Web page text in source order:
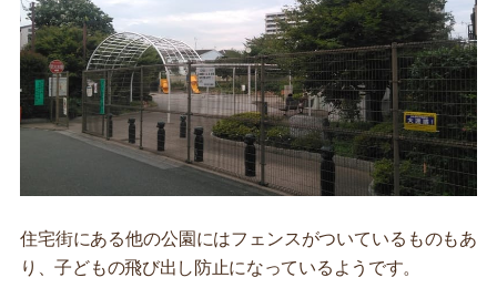
住宅街にある他の公園にはフェンスがついているものもあ
り、子どもの飛び出し防止になっているようです。